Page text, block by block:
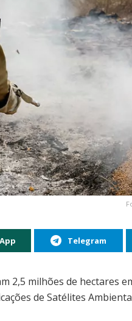
Telegram
2,5 milhões de hectares
de Satélites